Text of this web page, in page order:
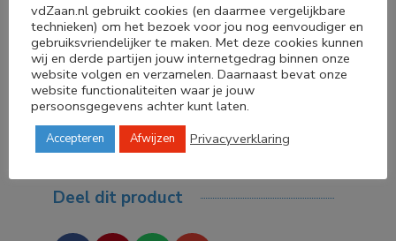
00:00 00:15
Deel dit product
vdZaan.nl gebruikt cookies (en daarmee vergelijkbare
technieken) om het bezoek voor jou nog eenvoudiger en
gebruiksvriendelijker te maken. Met deze cookies kunnen
wij en derde partijen jouw internetgedrag binnen onze
website volgen en verzamelen. Daarnaast bevat onze
website functionaliteiten waar je jouw
persoonsgegevens achter kunt laten.
Accepteren Afwijzen Privacyverklaring